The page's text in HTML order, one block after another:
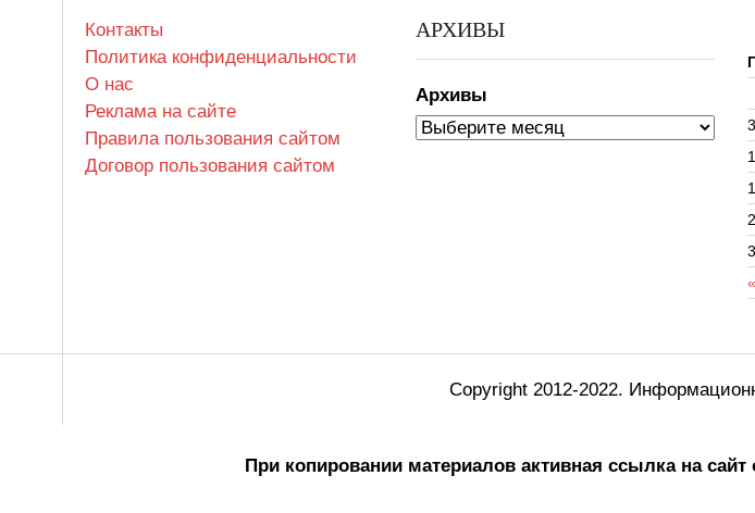
Контакты
Политика конфиденциальности
О нас
Реклама на сайте
Правила пользования сайтом
Договор пользования сайтом
АРХИВЫ
Архивы
3
Copyright 2012-2022.
При копировании материалов активная ссылка на сайт